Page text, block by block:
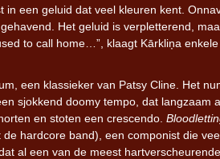
in een geluid dat veel kleuren kent.
Het geluid is verpletterend,
to call home…”, klaagt Kārkliņa
een klassieker van Patsy Cline. Het
sjokkend doomy tempo, dat langzaam
en stoten een crescendo.
hardcore band), een componist die
al een van de meest